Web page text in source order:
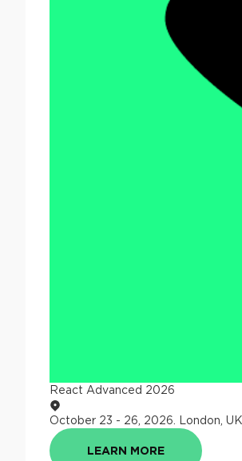
React Advanced 2026
October 23 - 26, 2026 London,
LEARN MORE